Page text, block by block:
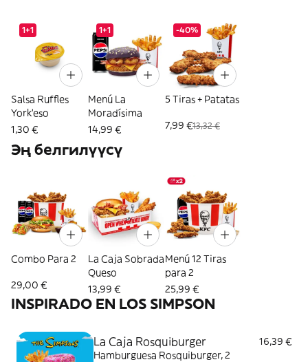
1+1
Salsa Ruffles
York'eso
1,30 €
1+1
Menú La
Moradísima
14,99 €
-40%
5 Tiras + Patatas
7,99 €13,32 €
Эң белгилүүсү
Combo Para 2
29,00 €
La Caja Sobrada
Queso
13,99 €
Menú 12 Tiras
para 2
25,99 €
INSPIRADO EN LOS SIMPSON
La Caja Rosquiburger
16,39 €
Hamburguesa Rosquiburger, 2